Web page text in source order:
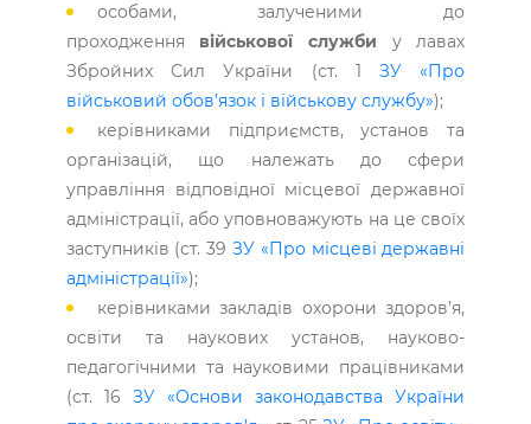
особами, залученими до
проходження військової служби у лавах
Збройних Сил України (ст. 1ЗУ «Про
військовий обов’язок і військову службу»);
керівниками підприємств, установ та
організацій, що належать до сфери
управління відповідної місцевої державної
адміністрації, або уповноважують на це своїх
заступників (ст. 39 ЗУ «Про місцеві державні
адміністрації»);
керівниками закладів охорони здоров’я,
освіти та наукових установ, науково-
педагогічними та науковими працівниками
(ст. 16 ЗУ «Основи законодавства України